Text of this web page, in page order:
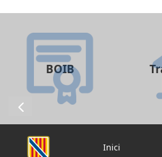
BOIB
Inici